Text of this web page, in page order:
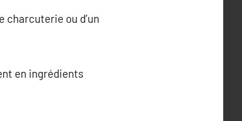
charcuterie ou d’un
en ingrédients